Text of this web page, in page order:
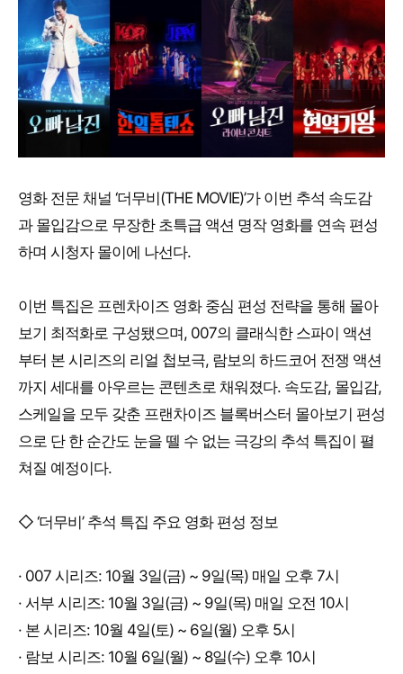
영화 전문 채널 ‘더무비(THE MOVIE)’가 이번 추석 속도감
과 몰입감으로 무장한 초특급 액션 명작 영화를 연속 편성
하며 시청자 몰이에 나선다.
이번 특집은 프렌차이즈 영화 중심 편성 전략을 통해 몰아
보기 최적화로 구성됐으며, 007의 클래식한 스파이 액션
부터 본 시리즈의 리얼 첩보극, 람보의 하드코어 전쟁 액션
까지 세대를 아우르는 콘텐츠로 채워졌다. 속도감, 몰입감,
스케일을 모두 갖춘 프랜차이즈 블록버스터 몰아보기 편성
으로 단 한 순간도 눈을 뗄 수 없는 극강의 추석 특집이 펼
쳐질 예정이다.
◇ ‘더무비’ 추석 특집 주요 영화 편성 정보
· 007 시리즈: 10월 3일(금) ~ 9일(목) 매일 오후 7시
· 서부 시리즈: 10월 3일(금) ~ 9일(목) 매일 오전 10시
· 본 시리즈: 10월 4일(토) ~ 6일(월) 오후 5시
· 람보 시리즈: 10월 6일(월) ~ 8일(수) 오후 10시